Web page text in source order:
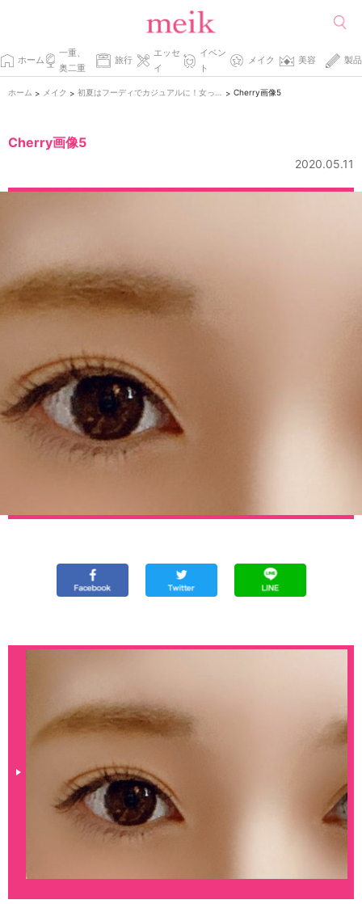
ホーム
一重、
奥二重
旅行
エッセ
イ
イベン
ト
メイク 美容 製品
ホーム > メイク > > Cherry画像5
Cherry画像5
2020.05.11